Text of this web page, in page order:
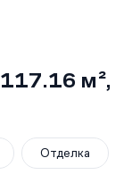
117.16 м²,
Отделка